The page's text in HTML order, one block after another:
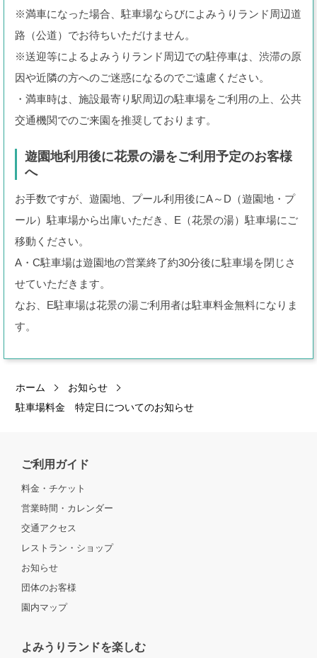
※満車になった場合、駐車場ならびによみうりランド周辺道
路（公道）でお待ちいただけません。
※送迎等によるよみうりランド周辺での駐停車は、渋滞の原
因や近隣の方へのご迷惑になるのでご遠慮ください。
・満車時は、施設最寄り駅周辺の駐車場をご利用の上、公共
交通機関でのご来園を推奨しております。
遊園地利用後に花景の湯をご利用予定のお客様
へ
お手数ですが、遊園地、プール利用後にA～D（遊園地・プ
ール）駐車場から出庫いただき、E（花景の湯）駐車場にご
移動ください。
A・C駐車場は遊園地の営業終了約30分後に駐車場を閉じさ
せていただきます。
なお、E駐車場は花景の湯ご利用者は駐車料金無料になりま
す。
ホーム
お知らせ
駐車場料金 特定日についてのお知らせ
ご利用ガイド
料金・チケット
営業時間・カレンダー
交通アクセス
レストラン・ショップ
お知らせ
団体のお客様
園内マップ
よみうりランドを楽しむ